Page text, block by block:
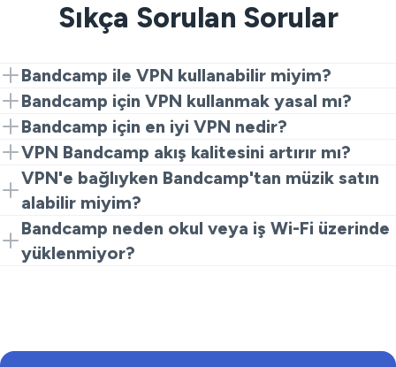
Sıkça Sorulan Sorular
Bandcamp ile VPN kullanabilir miyim?
Evet. VeePN'i yükleyin, yakındaki bir sunucuya bağlanın
ve Bandcamp'ı açın. Genellikle özel ve kararlı bir yol
almak için bu yeterlidir.
Bandcamp için VPN kullanmak yasal mı?
Birçok ülkede VPN kullanmak yasaldır. Yerel yasalara ve
Bandcamp'ın koşullarına uymanız ve her zaman
sanatçılara adil bir şekilde ödeme yapmanız önemlidir.
Bandcamp için en iyi VPN nedir?
Hızlı sunucular, güçlü şifreleme ve açık bir kayıt
tutmama politikası aramalısınız. VeePN bu şartları
karşılar ve yayını sürekli tutar.
VPN Bandcamp akış kalitesini artırır mı?
Bazen artırabilir. Daha temiz bir rota, özellikle kalabalık
veya sınırlayıcı ağlarda titreme ve zaman aşımını
azaltabilir. Sonuçlar sağlayıcı ve konuma göre
değişebilir.
VPN'e bağlıyken Bandcamp'tan müzik satın
alabilir miyim?
Genellikle evet. Bazı ödeme işlemcileri ek doğrulama
isteyebilir. Uyarı alırsanız, yakındaki bir sunucuyu deneyin
veya ödeme işlemini tamamlamak için VPN'i kısa
Bandcamp neden okul veya iş Wi-Fi üzerinde
yüklenmiyor?